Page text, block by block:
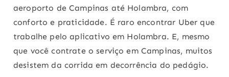
aeroporto de Campinas até Holambra, com
conforto e praticidade. É raro encontrar Uber que
trabalhe pelo aplicativo em Holambra. E, mesmo
que você contrate o serviço em Campinas, muitos
desistem da corrida em decorrência do pedágio.